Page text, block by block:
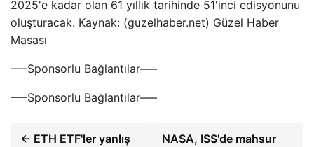
2025'e kadar olan 61 yıllık tarihinde 51'inci edisyonunu
oluşturacak. Kaynak: (guzelhaber.net) Güzel Haber
Masası
—–Sponsorlu Bağlantılar—–
—–Sponsorlu Bağlantılar—–
← ETH ETF'ler yanlış
NASA, ISS'de mahsur